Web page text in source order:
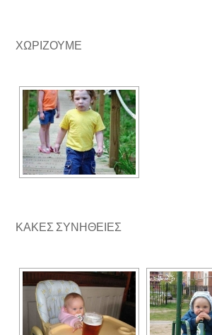
ΧΩΡΙΖΟΥΜΕ
ΚΑΚΕΣ ΣΥΝΗΘΕΙΕΣ